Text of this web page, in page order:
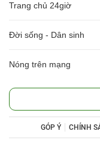
Trang chủ 24giờ
Đời sống - Dân sinh
Nóng trên mạng
GÓP Ý CHÍNH